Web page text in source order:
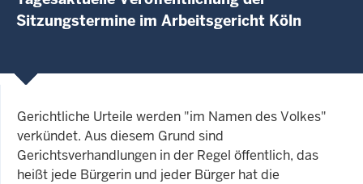
Sitzungstermine im Arbeitsgericht Köln
Gerichtliche Urteile werden "im Namen des Volkes"
verkündet. Aus diesem Grund sind
Gerichtsverhandlungen in der Regel öffentlich, das
heißt jede Bürgerin und jeder Bürger hat die